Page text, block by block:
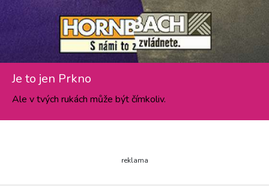
Je to jen Prkno
Ale v tvých rukách může být čímkoliv.
reklama